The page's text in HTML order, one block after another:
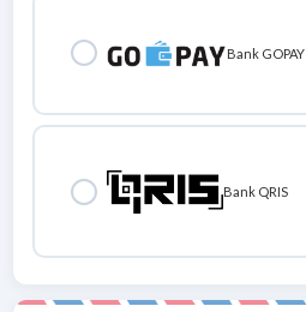
Bank GOPAY
Bank QRIS